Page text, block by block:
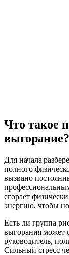
Что такое
выгорание?
Для начала
полного
вызвано
сгорает
энергию, чтобы
Есть ли группа
выгорания может
руководитель,
Сильный стресс